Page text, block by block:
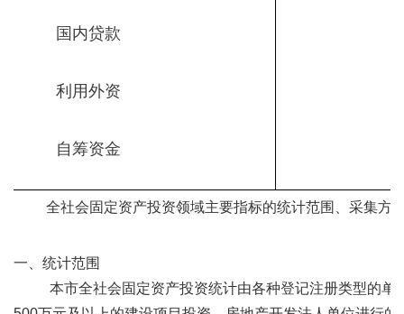
国内贷款
利用外资
自筹资金
全社会固定资产投资领域主要指标的统计范围、采集方
一、统计范围
本市全社会固定资产投资统计由各种登记注册类型的单